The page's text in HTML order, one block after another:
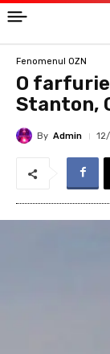
Fenomenul OZN
O
Stanton,
By Admin